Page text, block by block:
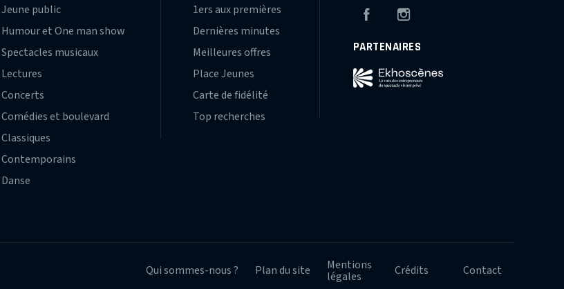
Jeune public
Humour et One man show
Spectacles musicaux
Lectures
Concerts
Comédies et boulevard
Classiques
Contemporains
Danse
1ers aux premières
Dernières minutes
Meilleures offres
Place Jeunes
Carte de fidélité
Top recherches
Facebook
PARTENAIRES
Qui sommes-nous ? Plan du site Mentions
légales Crédits Contact